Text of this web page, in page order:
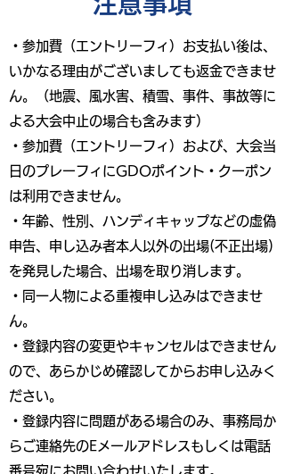
・参加費（エントリーフィ）お支払い後は、
いかなる理由がございましても返金できませ
ん。（地震、風水害、積雪、事件、事故等に
よる大会中止の場合も含みます）
・参加費（エントリーフィ）および、大会当
日のプレーフィにGDOポイント・クーポン
は利用できません。
・年齢、性別、ハンディキャップなどの虚偽
申告、申し込み者本人以外の出場(不正出場)
を発見した場合、出場を取り消します。
・同一人物による重複申し込みはできませ
ん。
・登録内容の変更やキャンセルはできません
ので、あらかじめ確認してからお申し込みく
ださい。
・登録内容に問題がある場合のみ、事務局か
らご連絡先のEメールアドレスもしくは電話
番号宛にお問い合わせいたします。